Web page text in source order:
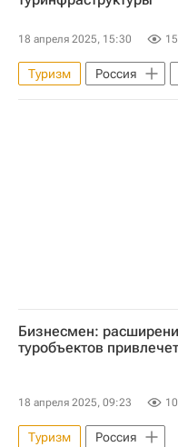
18 апреля 2025, 15:30
Туризм Россия
Коммерческая
Бизнесмен:
туробъектов
18 апреля 2025, 09:23
Туризм
Россия